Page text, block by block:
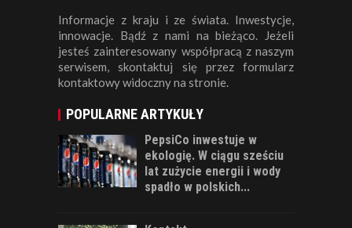
Informacje z kraju i ze świata. Inwestycje,
innowacje. Bądź z nami na bieżąco. Jeżeli
jesteś zainteresowany współpracą z naszym
serwisem, skontaktuj się przez formularz
kontaktowy widoczny na stronie.
POPULARNE ARTYKUŁY
PepsiCo inwestuje w
ekologię. W ciągu sześciu
lat zużycie energii i wody
spadło w polskich...